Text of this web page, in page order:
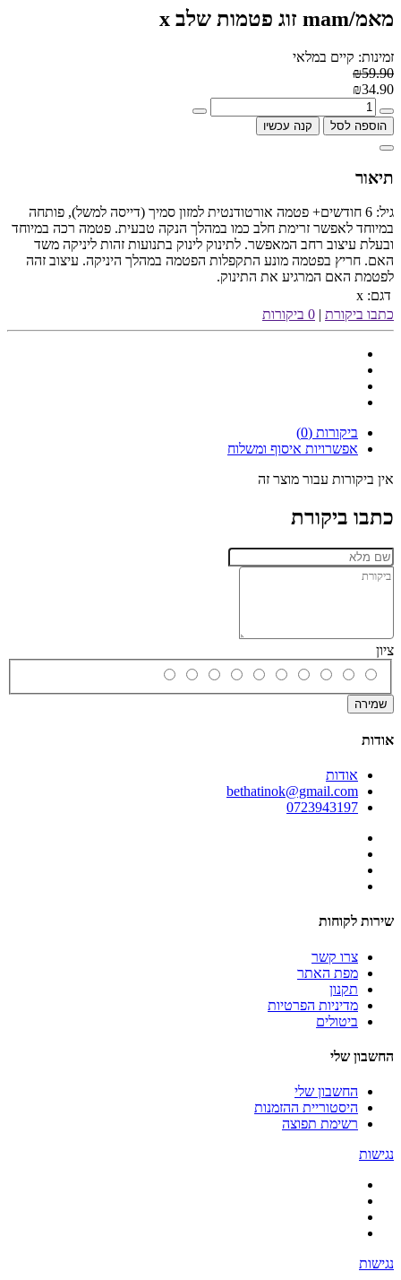
מאמ/mam זוג פטמות שלב x
זמינות: קיים במלאי
₪59.90
₪34.90
הוספה לסל קנה עכשיו
תיאור
גיל: 6 חודשים+ פטמה אורטודנטית למזון סמיך (דייסה למשל), פותחה
במיוחד לאפשר זרימת חלב כמו במהלך הנקה טבעית. פטמה רכה במיוחד
ובעלת עיצוב רחב המאפשר. לתינוק לינוק בתנועות זהות ליניקה משד
האם. חריץ בפטמה מונע התקפלות הפטמה במהלך היניקה. עיצוב זהה
לפטמת האם המרגיע את התינוק.
דגם: x
כתבו ביקורת | 0 ביקורות
ביקורות (0)
אפשרויות איסוף ומשלוח
אין ביקורות עבור מוצר זה
כתבו ביקורת
ציון
שמירה
אודות
אודות
bethatinok@gmail.com
0723943197
שירות לקוחות
צרו קשר
מפת האתר
תקנון
מדיניות הפרטיות
ביטולים
החשבון שלי
החשבון שלי
היסטוריית ההזמנות
רשימת תפוצה
נגישות
נגישות